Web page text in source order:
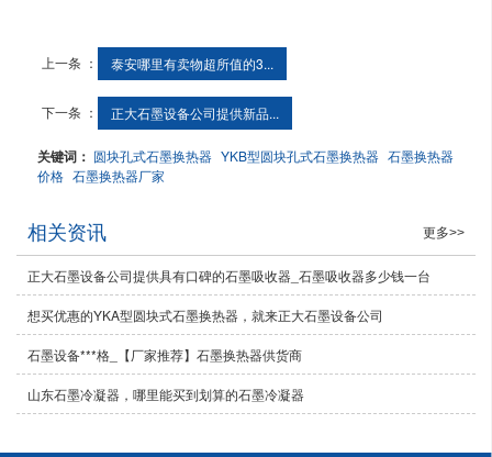
上一条 ： 泰安哪里有卖物超所值的3...
下一条 ： 正大石墨设备公司提供新品...
关键词： 圆块孔式石墨换热器 YKB型圆块孔式石墨换热器 石墨换热器
价格 石墨换热器厂家
相关资讯 更多>>
正大石墨设备公司提供具有口碑的石墨吸收器_石墨吸收器多少钱一台
想买优惠的YKA型圆块式石墨换热器，就来正大石墨设备公司
石墨设备***格_【厂家推荐】石墨换热器供货商
山东石墨冷凝器，哪里能买到划算的石墨冷凝器